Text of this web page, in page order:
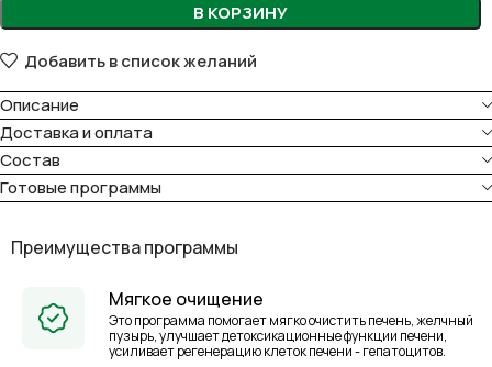
В КОРЗИНУ
Добавить в список желаний
Описание
Доставка и оплата
Состав
Готовые программы
Преимущества программы
Мягкое очищение
Это программа помогает мягко очистить печень, желчный
пузырь, улучшает детоксикационные функции печени,
усиливает регенерацию клеток печени - гепатоцитов.